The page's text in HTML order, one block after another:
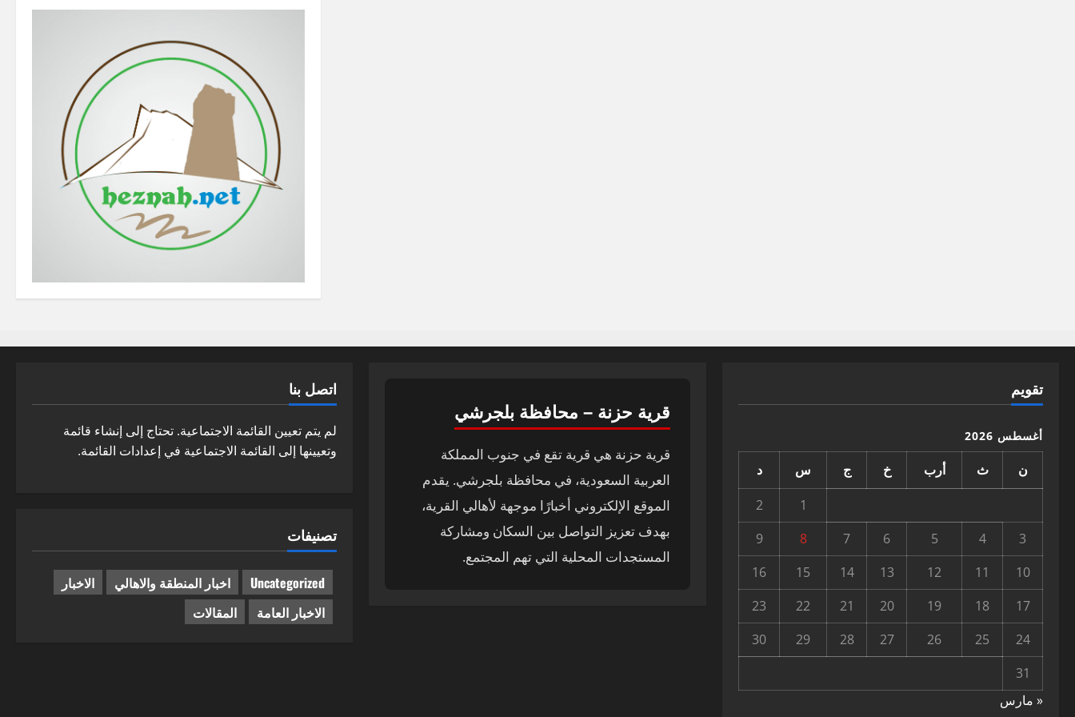
تقويم
أغسطس 2026
ن ث أرب خ ج س
د
1
2
3
4
5
6
7
8
9
10
11
12
13
14
15
16
17
18
19
20
21
22
23
24
25
26
27
28
29
30
31
« مارس
قرية حزنة – محافظة بلجرشي
قرية حزنة هي قرية تقع في جنوب المملكة
العربية السعودية، في محافظة بلجرشي. يقدم
الموقع الإلكتروني أخبارًا موجهة لأهالي القرية،
بهدف تعزيز التواصل بين السكان ومشاركة
المستجدات المحلية التي تهم المجتمع.
اتصل بنا
لم يتم تعيين القائمة الاجتماعية. تحتاج إلى إنشاء قائمة
وتعيينها إلى القائمة الاجتماعية في إعدادات القائمة.
تصنيفات
Uncategorized اخبار المنطقة والاهالي
الاخبار
الاخبار العامة
المقالات